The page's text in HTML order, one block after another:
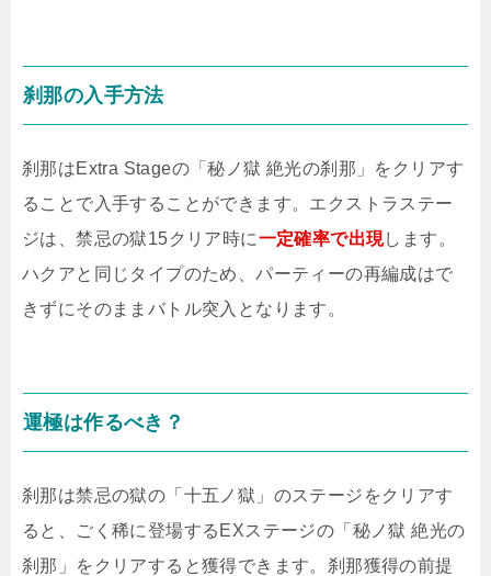
刹那の入手方法
刹那はExtra Stageの「秘ノ獄 絶光の刹那」をクリアす
ることで入手することができます。エクストラステー
ジは、禁忌の獄15クリア時に一定確率で出現します。
ハクアと同じタイプのため、パーティーの再編成はで
きずにそのままバトル突入となります。
運極は作るべき？
刹那は禁忌の獄の「十五ノ獄」のステージをクリアす
ると、ごく稀に登場するEXステージの「秘ノ獄 絶光の
刹那」をクリアすると獲得できます。刹那獲得の前提